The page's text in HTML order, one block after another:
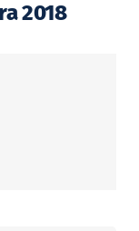
2018